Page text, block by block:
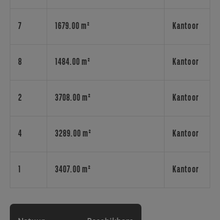
onderdak
een
van
internationale
ondernemingen.
wordt
7 1679.00 m² Kantoor
8 1484.00 m² Kantoor
2 3708.00 m² Kantoor
4 3289.00 m² Kantoor
1 3407.00 m² Kantoor